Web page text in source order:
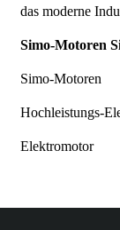
das moderne
Simo-Motoren
Simo-Motoren
Hochleistungs-
Elektromotor